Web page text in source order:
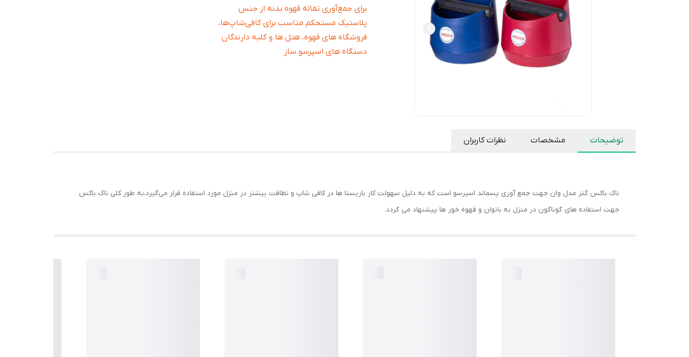
برای جمع‌آوری تفاله قهوه بدنه از جنس
پلاستیک مستحکم مناسب برای کافی‌شاپ‌ها،
فروشگاه های قهوه، هتل ها و کلیه دارندگان
دستگاه های اسپرسو ساز
توضیحات مشخصات نظرات کاربران
ناک باکس گتر مدل وان جهت جمع آوری پسماند اسپرسو است که به دلیل سهولت کار باریستا ها در کافی شاپ و نظافت بیشتر در منزل مورد استفاده قرار می‌گیرد،به طور کلی ناک باکس
جهت استفاده های گوناگون در منزل به بانوان و قهوه خور ها پیشنهاد می گردد.